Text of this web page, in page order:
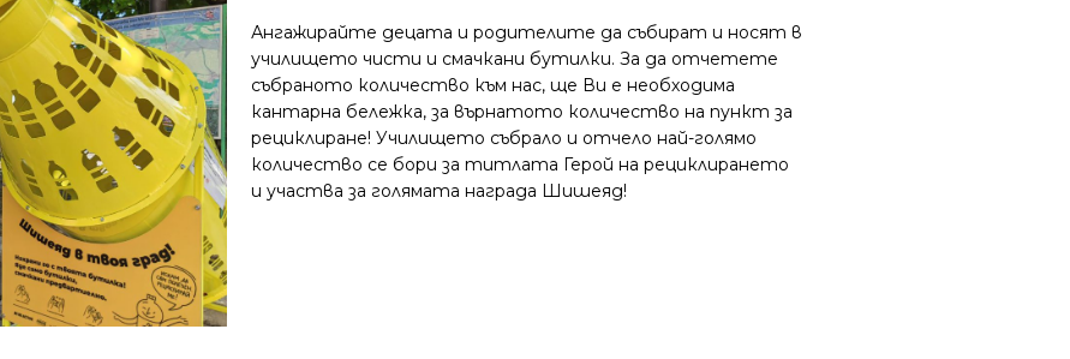
Ангажирайте децата и родителите да събират и носят в
училището чисти и смачкани бутилки. За да отчетете
събраното количество към нас, ще Ви е необходима
кантарна бележка, за върнатото количество на пункт за
рециклиране! Училището събрало и отчело най-голямо
количество се бори за титлата Герой на рециклирането
и участва за голямата награда Шишеяд!